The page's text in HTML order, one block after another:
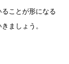
ることが形になる
ましょう。